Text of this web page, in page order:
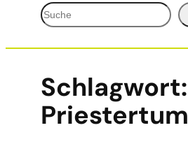
Suchen
Schlagwort:
Priestertum